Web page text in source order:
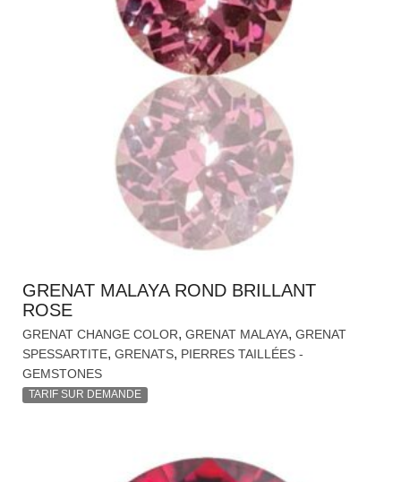
GRENAT MALAYA ROND BRILLANT
ROSE
GRENAT CHANGE COLOR, GRENAT MALAYA, GRENAT
SPESSARTITE, GRENATS, PIERRES TAILLÉES -
GEMSTONES
TARIF SUR DEMANDE